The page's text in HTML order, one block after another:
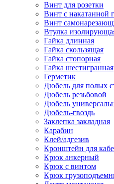
Винт для розетки
Винт с накатанной
Винт
Втулка
Гайка длинная
Гайка скользящая
Гайка стопорная
Гайка шестигранная
Герметик
Дюбель для полых
Дюбель резьбовой
Дюбель
Дюбель-гвоздь
Заклепка закладная
Карабин
Клей/адгезив
Кронштейн для
Крюк анкерный
Крюк с винтом
Крюк